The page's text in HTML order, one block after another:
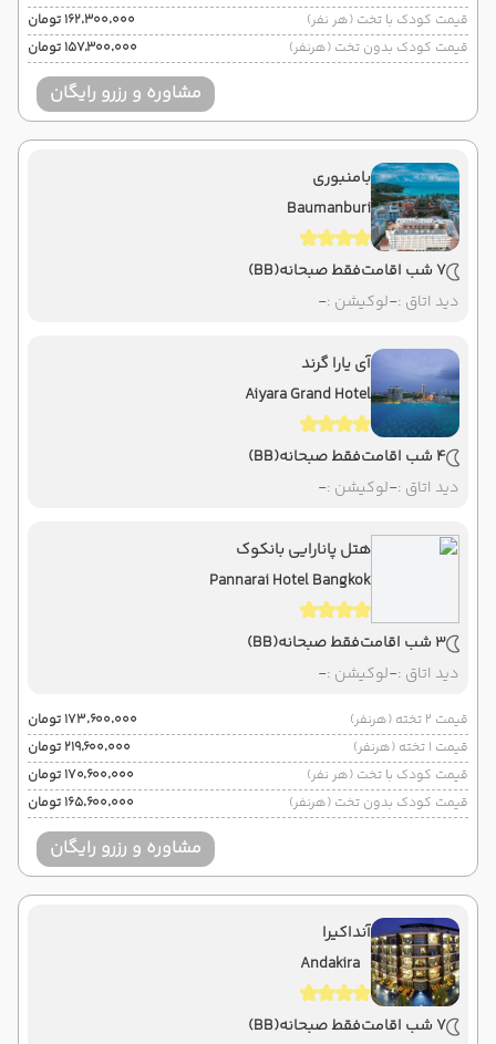
قیمت کودک با تخت (هر نفر)
۱۶۲٬۳۰۰٬۰۰۰ تومان
قیمت کودک بدون تخت (هرنفر)
۱۵۷٬۳۰۰٬۰۰۰ تومان
مشاوره و رزرو رایگان
بامنبوری
Baumanburi
7 شب اقامت فقط صبحانه(BB)
دید اتاق :-لوکیشن :-
آی یارا گرند
Aiyara Grand Hotel
4 شب اقامت فقط صبحانه(BB)
دید اتاق :-لوکیشن :-
هتل پانارایی بانکوک
Pannarai Hotel Bangkok
3 شب اقامت فقط صبحانه(BB)
دید اتاق :-لوکیشن :-
قیمت 2 تخته (هرنفر)
۱۷۳٬۶۰۰٬۰۰۰ تومان
قیمت 1 تخته (هرنفر)
۲۱۹٬۶۰۰٬۰۰۰ تومان
قیمت کودک با تخت (هر نفر)
۱۷۰٬۶۰۰٬۰۰۰ تومان
قیمت کودک بدون تخت (هرنفر)
۱۶۵٬۶۰۰٬۰۰۰ تومان
مشاوره و رزرو رایگان
آنداکیرا
Andakira
7 شب اقامت فقط صبحانه(BB)